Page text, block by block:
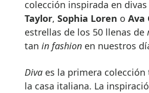
colección inspirada en
Taylor, Sophia Loren o Ava
estrellas de los 50 llenas de
tan in fashion en nuestros
Diva es la primera
la casa italiana. La